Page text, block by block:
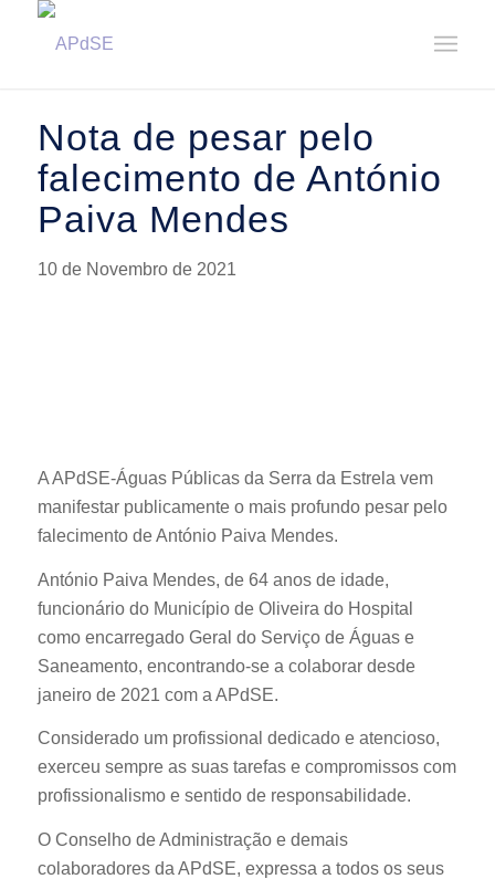
Nota de pesar pelo falecimento de António Paiva Mendes
Nota de pesar pelo
falecimento de António
Paiva Mendes
10 de Novembro de 2021
A APdSE-Águas Públicas da Serra da Estrela vem
manifestar publicamente o mais profundo pesar pelo
falecimento de António Paiva Mendes.
António Paiva Mendes, de 64 anos de idade,
funcionário do Município de Oliveira do Hospital
como encarregado Geral do Serviço de Águas e
Saneamento, encontrando-se a colaborar desde
janeiro de 2021 com a APdSE.
Considerado um profissional dedicado e atencioso,
exerceu sempre as suas tarefas e compromissos com
profissionalismo e sentido de responsabilidade.
O Conselho de Administração e demais
colaboradores da APdSE, expressa a todos os seus